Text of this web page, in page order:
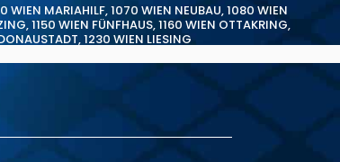
WIEN MARIAHILF,1070 WIEN NEUBAU,1080 WIEN
,1150 WIEN FÜNFHAUS,1160 WIEN OTTAKRING,
,1230 WIEN LIESING